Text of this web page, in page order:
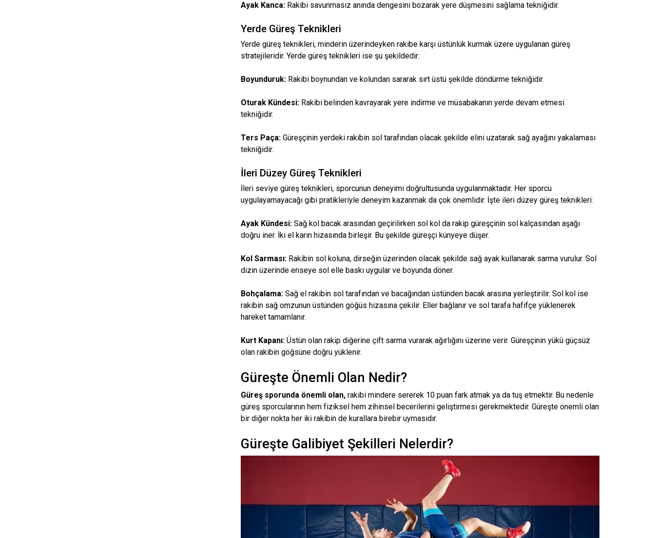
Ayak Kanca: Rakibi savunmasız anında dengesini bozarak yere düşmesini sağlama tekniğidir.
Yerde Güreş Teknikleri
Yerde güreş teknikleri, minderin üzerindeyken rakibe karşı üstünlük kurmak üzere uygulanan güreş
stratejileridir. Yerde güreş teknikleri ise şu şekildedir:
Boyunduruk: Rakibi boynundan ve kolundan sararak sırt üstü şekilde döndürme tekniğidir.
Oturak Kündesi: Rakibi belinden kavrayarak yere indirme ve müsabakanın yerde devam etmesi
tekniğidir.
Ters Paça: Güreşçinin yerdeki rakibin sol tarafından olacak şekilde elini uzatarak sağ ayağını yakalaması
tekniğidir.
İleri Düzey Güreş Teknikleri
İleri seviye güreş teknikleri, sporcunun deneyimi doğrultusunda uygulanmaktadır. Her sporcu
uygulayamayacağı gibi pratikleriyle deneyim kazanmak da çok önemlidir. İşte ileri düzey güreş teknikleri:
Ayak Kündesi: Sağ kol bacak arasından geçirilirken sol kol da rakip güreşçinin sol kalçasından aşağı
doğru iner. İki el karın hizasında birleşir. Bu şekilde güreşçi künyeye düşer.
Kol Sarması: Rakibin sol koluna, dirseğin üzerinden olacak şekilde sağ ayak kullanarak sarma vurulur. Sol
dizin üzerinde enseye sol elle baskı uygular ve boyunda döner.
Bohçalama: Sağ el rakibin sol tarafından ve bacağından üstünden bacak arasına yerleştirilir. Sol kol ise
rakibin sağ omzunun üstünden göğüs hizasına çekilir. Eller bağlanır ve sol tarafa hafifçe yüklenerek
hareket tamamlanır.
Kurt Kapanı: Üstün olan rakip diğerine çift sarma vurarak ağırlığını üzerine verir. Güreşçinin yükü güçsüz
olan rakibin göğsüne doğru yüklenir.
Güreşte Önemli Olan Nedir?
Güreş sporunda önemli olan, rakibi mindere sererek 10 puan fark atmak ya da tuş etmektir. Bu nedenle
güreş sporcularının hem fiziksel hem zihinsel becerilerini geliştirmesi gerekmektedir. Güreşte önemli olan
bir diğer nokta her iki rakibin de kurallara birebir uymasıdır.
Güreşte Galibiyet Şekilleri Nelerdir?